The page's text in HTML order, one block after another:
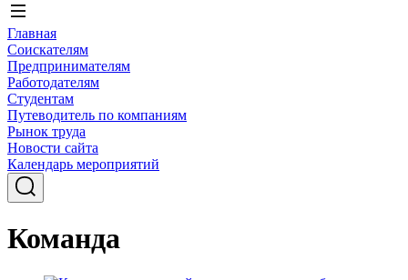
Главная
Соискателям
Предпринимателям
Работодателям
Студентам
Путеводитель по компаниям
Рынок труда
Новости сайта
Календарь мероприятий
Команда